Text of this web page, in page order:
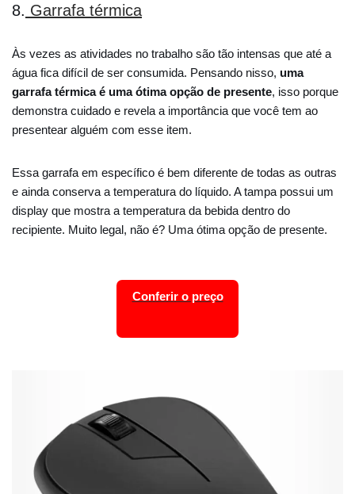
8. Garrafa térmica
Às vezes as atividades no trabalho são tão intensas que até a
água fica difícil de ser consumida. Pensando nisso, uma
garrafa térmica é uma ótima opção de presente, isso porque
demonstra cuidado e revela a importância que você tem ao
presentear alguém com esse item.
Essa garrafa em específico é bem diferente de todas as outras
e ainda conserva a temperatura do líquido. A tampa possui um
display que mostra a temperatura da bebida dentro do
recipiente. Muito legal, não é? Uma ótima opção de presente.
Conferir o preço